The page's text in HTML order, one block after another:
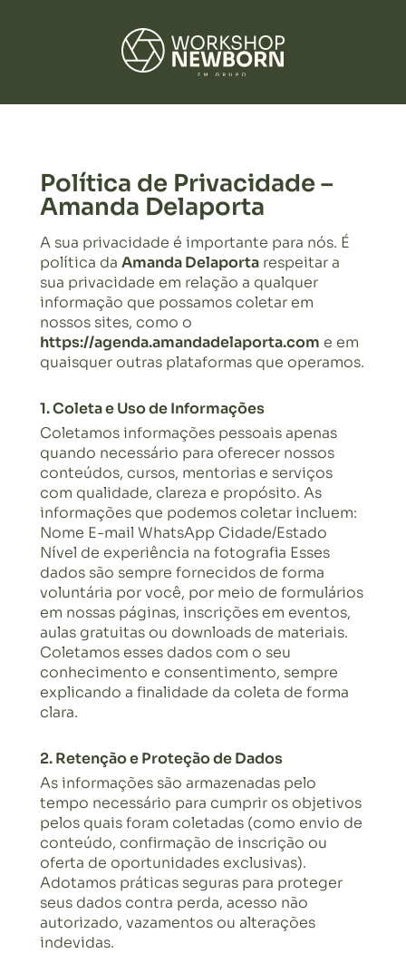
Política de Privacidade –
Amanda Delaporta
A sua privacidade é importante para nós. É
política da Amanda Delaporta respeitar a
sua privacidade em relação a qualquer
informação que possamos coletar em
nossos sites, como o
https://agenda.amandadelaporta.com e em
quaisquer outras plataformas que operamos.
1. Coleta e Uso de Informações
Coletamos informações pessoais apenas
quando necessário para oferecer nossos
conteúdos, cursos, mentorias e serviços
com qualidade, clareza e propósito. As
informações que podemos coletar incluem:
Nome E-mail WhatsApp Cidade/Estado
Nível de experiência na fotografia Esses
dados são sempre fornecidos de forma
voluntária por você, por meio de formulários
em nossas páginas, inscrições em eventos,
aulas gratuitas ou downloads de materiais.
Coletamos esses dados com o seu
conhecimento e consentimento, sempre
explicando a finalidade da coleta de forma
clara.
2. Retenção e Proteção de Dados
As informações são armazenadas pelo
tempo necessário para cumprir os objetivos
pelos quais foram coletadas (como envio de
conteúdo, confirmação de inscrição ou
oferta de oportunidades exclusivas).
Adotamos práticas seguras para proteger
seus dados contra perda, acesso não
autorizado, vazamentos ou alterações
indevidas.